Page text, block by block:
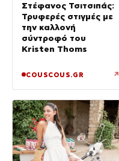
Στέφανος Τσιτσιπάς:
Τρυφερές στιγμές με
την καλλονή
σύντροφό του
Kristen Thoms
COUSCOUS.GR ↗